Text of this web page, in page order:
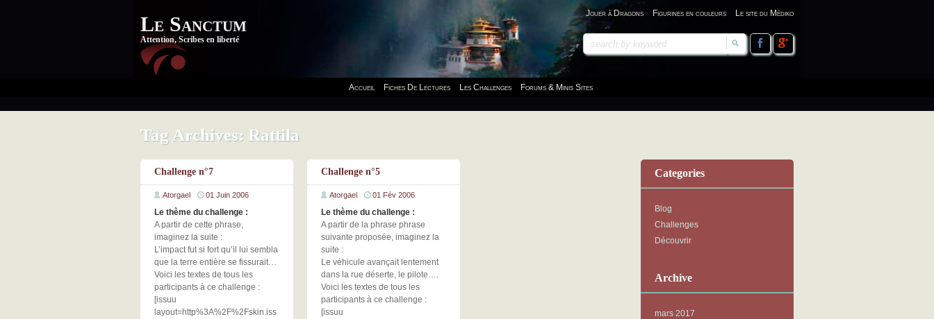
Le Sanctum
Attention, Scribes en liberté
Jouer à Dragons Figurines en couleurs Le site du Médiko
Accueil Fiches De Lectures Les Challenges Forums & Minis Sites
Tag Archives: Rattila
Categories
Blog
Challenges
Découvrir
Archive
mars 2017
Challenge n°7
Atorgael 01 Juin 2006
Le thème du challenge :
A partir de cette phrase,
imaginez la suite :
L’impact fut si fort qu’il lui sembla
que la terre entière se fissurait…
Voici les textes de tous les
participants à ce challenge :
[issuu
layout=http%3A%2F%2Fskin.iss
Challenge n°5
Atorgael 01 Fév 2006
Le thème du challenge :
A partir de la phrase phrase
suivante proposée, imaginez la
suite :
Le véhicule avançait lentement
dans la rue déserte, le pilote….
Voici les textes de tous les
participants à ce challenge :
[issuu